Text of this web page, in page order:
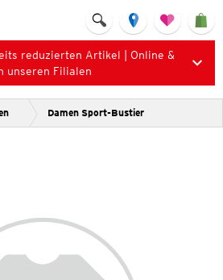
reduzierten Artikel | Online &
unseren Filialen
Damen Sport-Bustier